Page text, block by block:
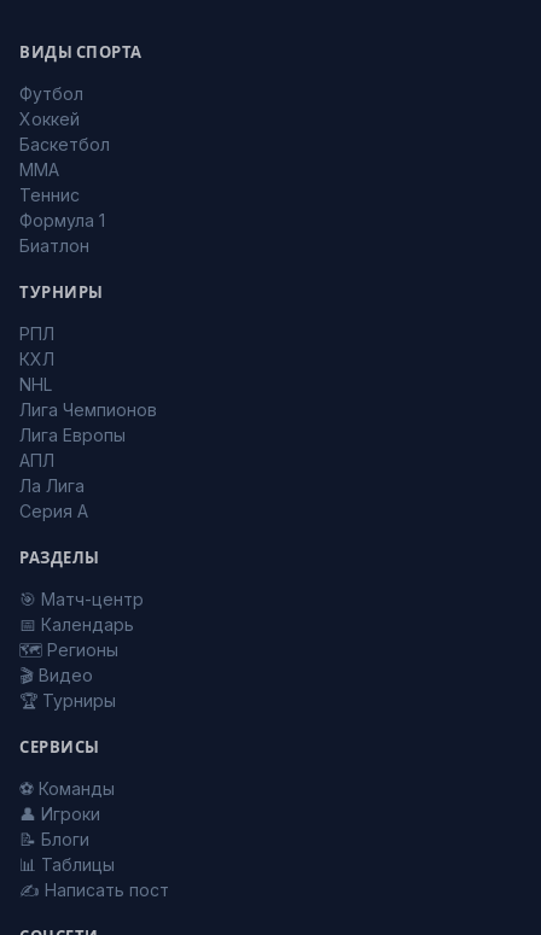
ВИДЫ СПОРТА
Футбол
Хоккей
Баскетбол
MMA
Теннис
Формула 1
Биатлон
ТУРНИРЫ
РПЛ
КХЛ
NHL
Лига Чемпионов
Лига Европы
АПЛ
Ла Лига
Серия А
РАЗДЕЛЫ
🎯 Матч-центр
📅 Календарь
🗺️ Регионы
🎬 Видео
🏆 Турниры
СЕРВИСЫ
⚽ Команды
👤 Игроки
📝 Блоги
📊 Таблицы
✍️ Написать пост